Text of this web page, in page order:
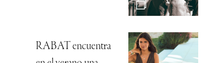
RABAT encuentra